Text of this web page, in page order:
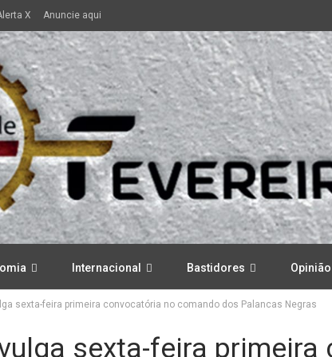
X Anuncie aqui
Internacional Bastidores Opinião
sexta-feira primeira convocatória no comando dos Palancas Negras
sexta-feira primeira